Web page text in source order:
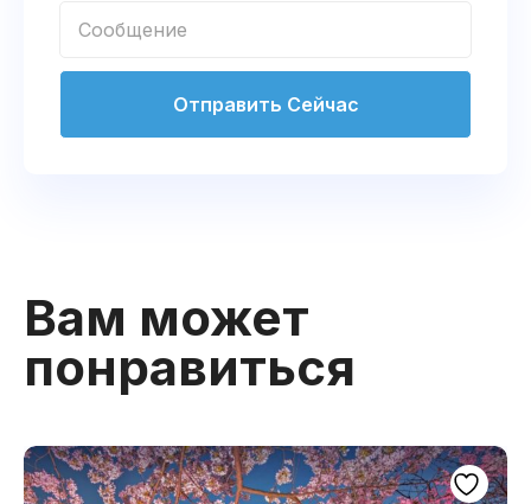
Отправить Сейчас
Вам может
понравиться